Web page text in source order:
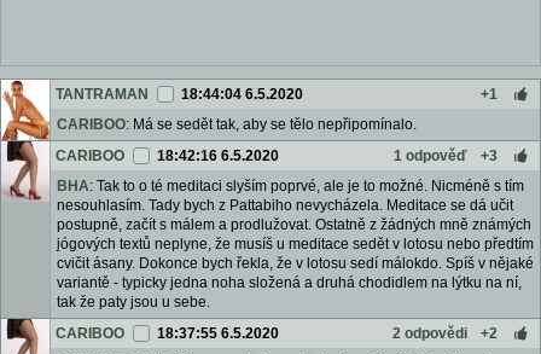
TANTRAMAN 18:44:04 6.5.2020
+1
CARIBOO: Má se sedět tak, aby se tělo nepřipomínalo.
CARIBOO
18:42:16 6.5.2020 1 odpověď
+3
BHA: Tak to o té meditaci slyším poprvé, ale je to možné. Nicméně s tím
nesouhlasím. Tady bych z Pattabiho nevycházela. Meditace se dá učit
postupně, začít s málem a prodlužovat. Ostatně z žádných mně známých
jógových textů neplyne, že musíš u meditace sedět v lotosu nebo předtím
cvičit ásany. Dokonce bych řekla, že v lotosu sedí málokdo. Spíš v nějaké
variantě - typicky jedna noha složená a druhá chodidlem na lýtku na ní,
tak že paty jsou u sebe.
CARIBOO
18:37:55 6.5.2020 2 odpovědi
+2